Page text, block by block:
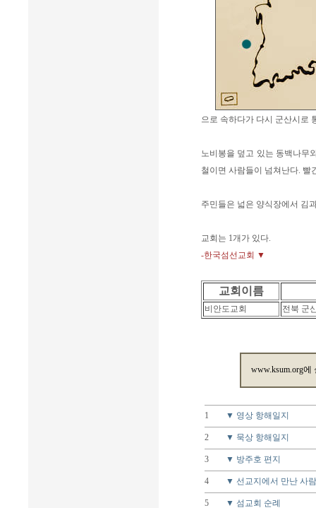
으로 속하다가 다시 군산시로
노비봉을 덮고 있는 동백나무
철이면 사람들이 넘쳐난다. 빨
주민들은 넓은 양식장에서 김
교회는 1개가 있다.
-한국섬선교회 ▼
교회이름
비안도교회 전북 군
www.ksum.org에
1 ▼ 영상 항해일지
2 ▼ 묵상 항해일지
3 ▼ 방주호 편지
4 ▼ 선교지에서 만난 사
5 ▼ 섬교회 순례